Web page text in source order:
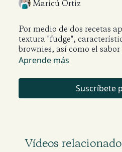
Maricú Ortiz
Por medio de dos recetas
textura "fudge",
brownies, así como el
Aprende más
Suscríbete
Vídeos